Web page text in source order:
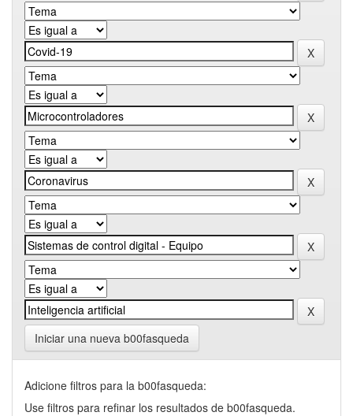
Iniciar una nueva b00fasqueda
Adicione filtros para la b00fasqueda:
Use filtros para refinar los resultados de b00fasqueda.